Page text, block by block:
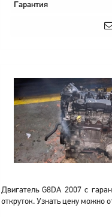
Гарантия
Двигатель G8DA 2007 с
откруток. Узнать цену можно